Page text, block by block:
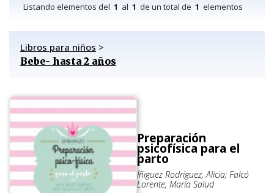
Listando elementos del 1 al 1 de un total de 1 elementos
Libros para niños >
Bebe- hasta 2 años
Preparación
psicofísica para el
parto
Íñiguez Rodríguez, Alicia; Falcó
Lorente, María Salud